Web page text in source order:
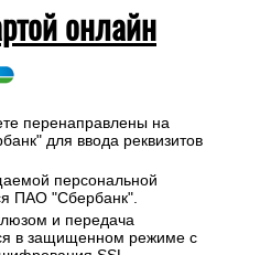
онлайн
перенаправлены на
для ввода реквизитов
персональной
ПАО "Сбербанк".
и передача
в защищенном режиме с